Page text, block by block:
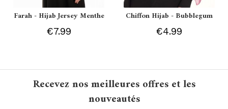
Farah - Hijab Jersey Menthe
€7.99
Chiffon Hijab - Bubblegum
€4.99
Recevez nos meilleures offres et les
nouveautés